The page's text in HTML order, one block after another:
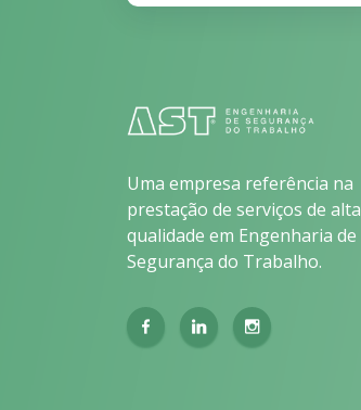
Uma empresa referência na
prestação de serviços de alta
qualidade em Engenharia de
Segurança do Trabalho.